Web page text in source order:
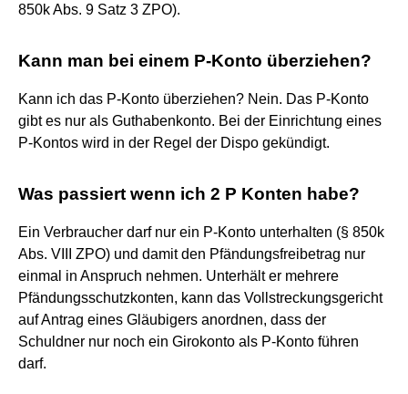
850k Abs. 9 Satz 3 ZPO).
Kann man bei einem P-Konto überziehen?
Kann ich das P-Konto überziehen? Nein. Das P-Konto
gibt es nur als Guthabenkonto. Bei der Einrichtung eines
P-Kontos wird in der Regel der Dispo gekündigt.
Was passiert wenn ich 2 P Konten habe?
Ein Verbraucher darf nur ein P-Konto unterhalten (§ 850k
Abs. VIII ZPO) und damit den Pfändungsfreibetrag nur
einmal in Anspruch nehmen. Unterhält er mehrere
Pfändungsschutzkonten, kann das Vollstreckungsgericht
auf Antrag eines Gläubigers anordnen, dass der
Schuldner nur noch ein Girokonto als P-Konto führen
darf.